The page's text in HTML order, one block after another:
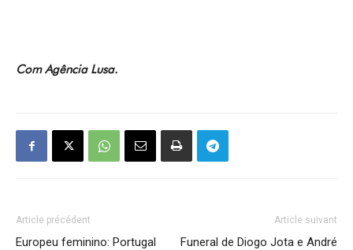
Com Agência Lusa.
Article précédent
Europeu feminino: Portugal
Article suivant
Funeral de Diogo Jota e André